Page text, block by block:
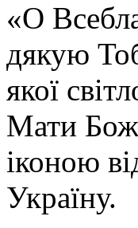
«О
дякую
якої
Мати
іконою
Україну.